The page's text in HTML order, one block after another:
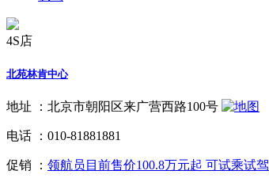
4S店
北苑林肯中心
地址 ： 北京市朝阳区来广营西路100号
电话 ： 010-81881881
促销 ： 领航员目前售价100.8万元起 可试乘试驾